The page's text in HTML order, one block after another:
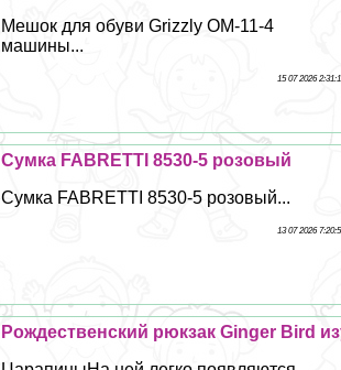
Мешок для обуви Grizzly OM-11-4
машины...
15 07 2026
Сумка FABRETTI 8530-5 розовый
Сумка FABRETTI 8530-5 розовый...
13 07 2026
Рождественский рюкзак Ginger Bird